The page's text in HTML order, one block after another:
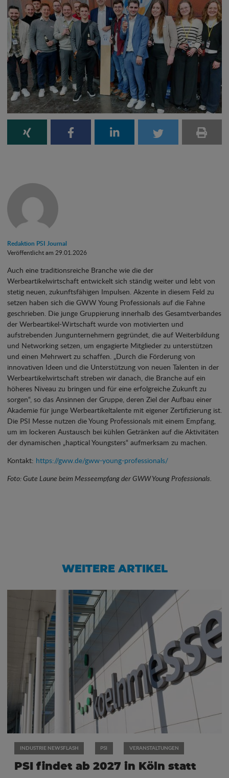
Redaktion PSI Journal
Veröffentlicht am 29.01.2026
Auch eine traditionsreiche Branche wie die der
Werbeartikelwirtschaft entwickelt sich ständig weiter und lebt von
stetig neuen, zukunftsfähigen Impulsen. Akzente in diesem Feld zu
setzen haben sich die GWW Young Professionals auf die Fahne
geschrieben. Die junge Gruppierung innerhalb des Gesamtverbandes
der Werbeartikel-Wirtschaft wurde von motivierten und
aufstrebenden Jungunternehmern gegründet, die auf Weiterbildung
und Networking setzen, um engagierte Mitglieder zu unterstützen
und einen Mehrwert zu schaffen. „Durch die Förderung von
innovativen Ideen und die Unterstützung von neuen Talenten in der
Werbeartikelwirtschaft streben wir danach, die Branche auf ein
höheres Niveau zu bringen und für eine erfolgreiche Zukunft zu
sorgen“, so das Ansinnen der Gruppe, deren Ziel der Aufbau einer
Akademie für junge Werbeartikeltalente mit eigener Zertifizierung ist.
Die PSI Messe nutzen die Young Professionals mit einem Empfang,
um im lockeren Austausch bei kühlen Getränken auf die Aktivitäten
der dynamischen „haptical Youngsters“ aufmerksam zu machen.
Kontakt: https://gww.de/gww-young-professionals/
Foto: Gute Laune beim Messeempfang der GWW Young Professionals.
WEITERE ARTIKEL
INDUSTRIE NEWSFLASH PSI VERANSTALTUNGEN
PSI findet ab 2027 in Köln statt